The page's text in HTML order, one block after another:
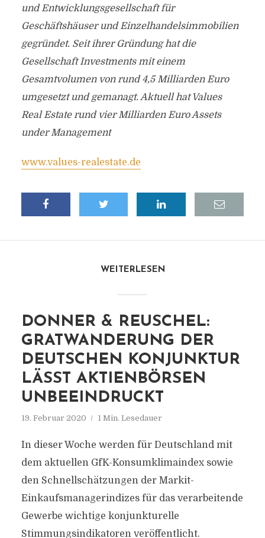
und Entwicklungsgesellschaft für
Geschäftshäuser und Einzelhandelsimmobilien
gegründet. Seit ihrer Gründung hat die
Gesellschaft Investments mit einem
Gesamtvolumen von rund 4,5 Milliarden Euro
umgesetzt und gemanagt. Aktuell hat Values
Real Estate rund vier Milliarden Euro Assets
under Management
www.values-realestate.de
WEITERLESEN
DONNER & REUSCHEL:
GRATWANDERUNG DER
DEUTSCHEN KONJUNKTUR
LÄSST AKTIENBÖRSEN
UNBEEINDRUCKT
19. Februar 2020 1 Min. Lesedauer
In dieser Woche werden für Deutschland mit
dem aktuellen GfK-Konsumklimaindex sowie
den Schnellschätzungen der Markit-
Einkaufsmanagerindizes für das verarbeitende
Gewerbe wichtige konjunkturelle
Stimmungsindikatoren veröffentlicht.